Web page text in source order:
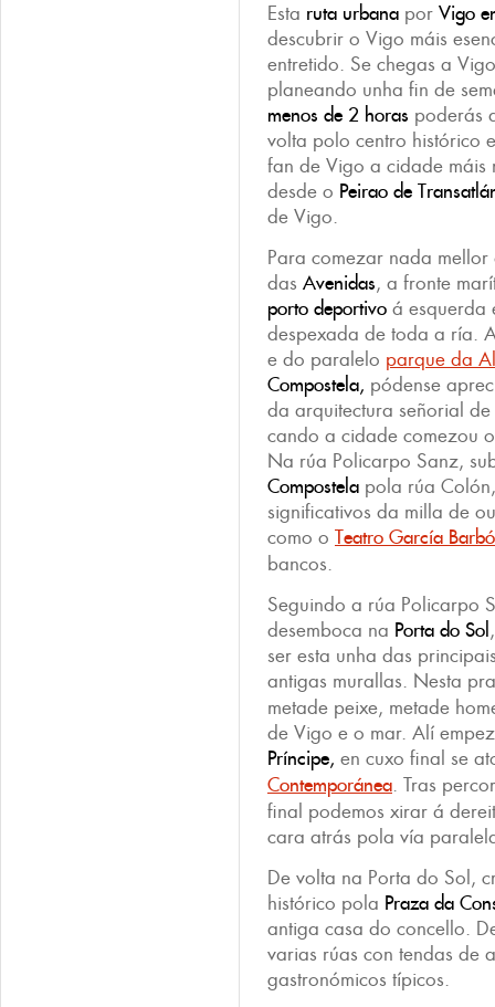
Esta ruta urbana por Vigo
descubrir o Vigo máis
entretido. Se chegas a
planeando unha fin de
menos de 2 horas poderás
volta polo centro histórico
fan de Vigo a cidade
desde o Peirao de
de Vigo.
Para comezar nada
das Avenidas, a fronte
porto deportivo á esquerda
despexada de toda a ría.
e do paralelo parque da
Compostela, pódense
da arquitectura señorial
cando a cidade comezou
Na rúa Policarpo Sanz,
Compostela pola rúa
significativos da milla de
como o Teatro García
bancos.
Seguindo a rúa Policarpo
desemboca na Porta do Sol
ser esta unha das
antigas murallas. Nesta
metade peixe, metade
de Vigo e o mar. Alí
Príncipe, en cuxo final se
Contemporánea. Tras
final podemos xirar á
cara atrás pola vía
De volta na Porta do Sol,
histórico pola Praza da
antiga casa do concello.
varias rúas con tendas de
gastronómicos típicos.